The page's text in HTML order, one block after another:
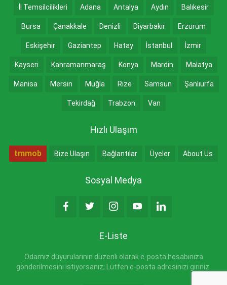
İl Temsilcilikleri Adana Antalya Aydın Balıkesir
Bursa Çanakkale Denizli Diyarbakır Erzurum
Eskişehir Gaziantep Hatay İstanbul İzmir
Kayseri Kahramanmaraş Konya Mardin Malatya
Manisa Mersin Muğla Rize Samsun Şanlıurfa
Tekirdağ Trabzon Van
Hızlı Ulaşım
tmmob Bize Ulaşın Bağlantılar Üyeler About Us
Sosyal Medya
E-Liste
Odamız duyurularının düzenli olarak e-posta hesabınıza
gönderilmesini istiyorsanız; Lütfen e-posta adresinizi giriniz.